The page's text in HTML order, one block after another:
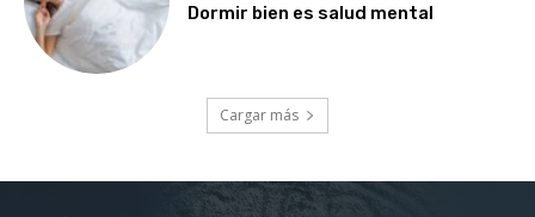
Dormir bien es salud mental
Cargar más